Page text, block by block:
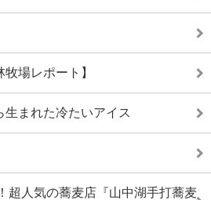
場レポート】
生まれた冷たいアイス
超人気の蕎麦店『山中湖手打蕎麦